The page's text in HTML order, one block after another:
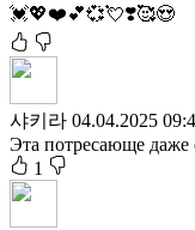
💓💖❤️💕💞💘❣️🥰😍
샤키라 04.04.2025
Эта потресающе даже
1